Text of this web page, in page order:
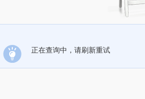
正在查询中，请刷新重试